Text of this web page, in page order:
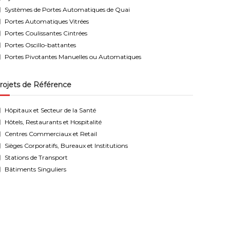
Systèmes de Portes Automatiques de Quai
Portes Automatiques Vitrées
Portes Coulissantes Cintrées
Portes Oscillo-battantes
Portes Pivotantes Manuelles ou Automatiques
de Référence
Hôpitaux et Secteur de la Santé
Hôtels, Restaurants et Hospitalité
Centres Commerciaux et Retail
Sièges Corporatifs, Bureaux et Institutions
Stations de Transport
Bâtiments Singuliers